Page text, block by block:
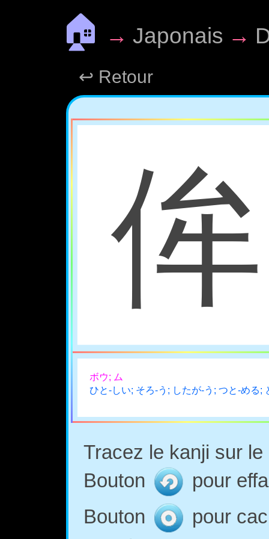
🏠 → Japonais →
↩ Retour
ボウ; ム
ひと-しい; そろ-う; したが-う; つと-める;
Tracez le kanji sur
Bouton
pour
Bouton
pour